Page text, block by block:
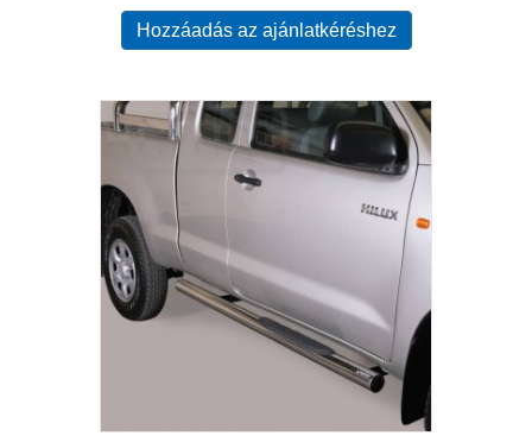
Hozzáadás az ajánlatkéréshez